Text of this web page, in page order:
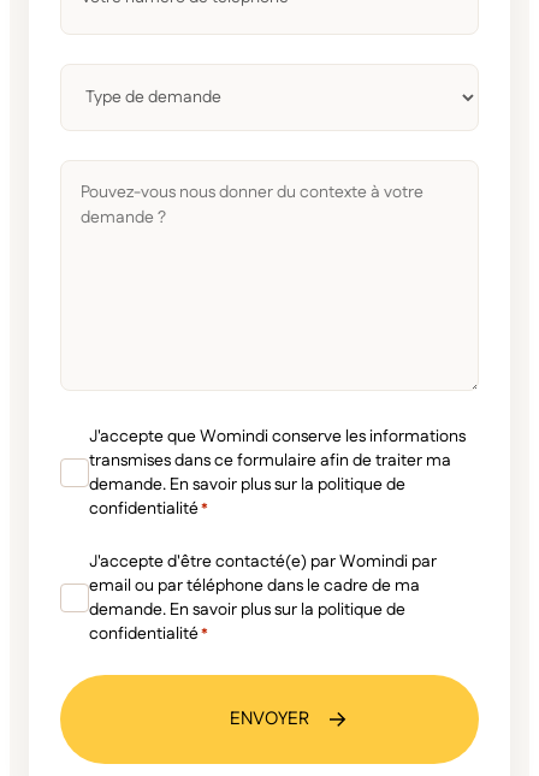
téléphone
Sans
titre
Pouvez-
vous
nous
RGPD
*
J'accepte que Womindi conserve les informations
transmises dans ce formulaire afin de traiter ma
demande. En savoir plus sur la politique de
confidentialité*
RGPD
*
J'accepte d'être contacté(e) par Womindi par
email ou par téléphone dans le cadre de ma
demande. En savoir plus sur la politique de
confidentialité*